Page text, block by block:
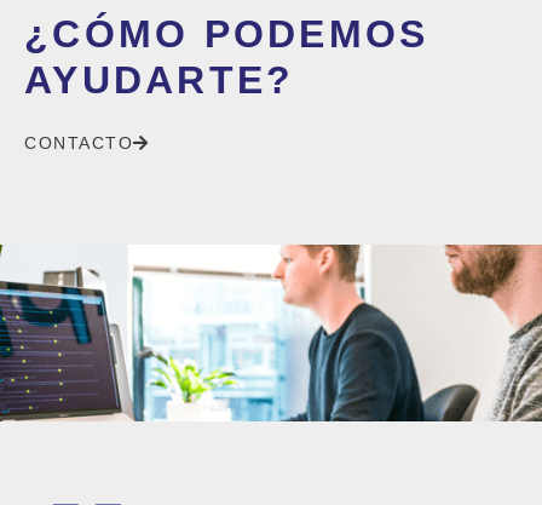
¿CÓMO PODEMOS
AYUDARTE?
CONTACTO